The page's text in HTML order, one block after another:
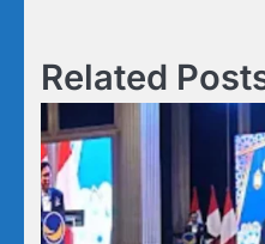
Related